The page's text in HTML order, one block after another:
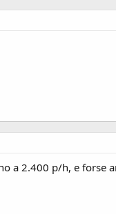
a 2.400 p/h, e forse